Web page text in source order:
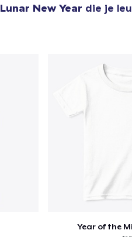
Lunar New Year die je
Year of the